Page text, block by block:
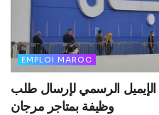
EMPLOI MAROC
العمل في مرجان 2026 الإيميل الرسمي لإرسال طلب
وظيفة بمتاجر مرجان